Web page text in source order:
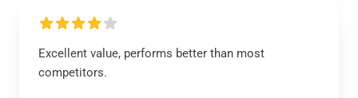
Excellent value, performs better than most
competitors.